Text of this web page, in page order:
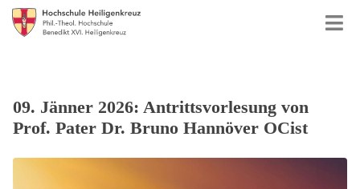
09. Jänner 2026: Antrittsvorlesung von
Prof. Pater Dr. Bruno Hannöver OCist